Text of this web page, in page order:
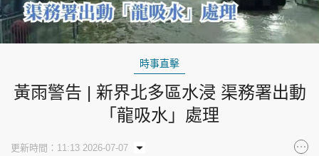
東周食玩通 會員活動
玄學靈異 東周專欄
時事直擊
黃雨警告 | 新界北多區水浸 渠務署出動
「龍吸水」處理
更新時間：11:13 2026-07-07